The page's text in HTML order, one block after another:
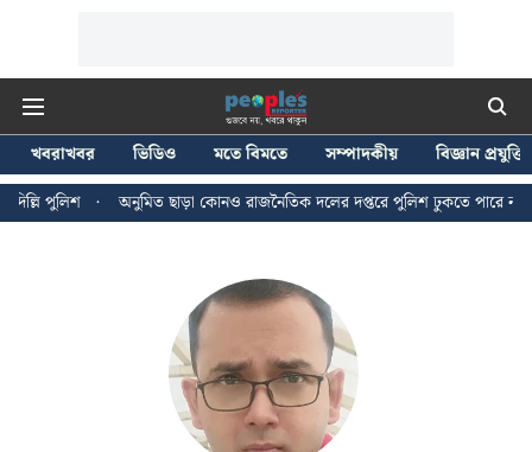
খবরাখবর ভিডিও মতে বিমতে সম্পাদকীয়
বিজ্ঞান প্রযুক্তি
পুলিশ
অনুমিত ছাড়া কোনও রাজনৈতিক দলের দপ্তরে পুলিশ ঢুকতে পারে না -